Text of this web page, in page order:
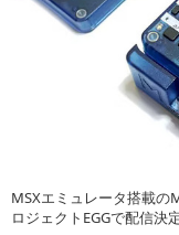
MSXエミュレータ搭載の
ロジェクトEGGで配信決